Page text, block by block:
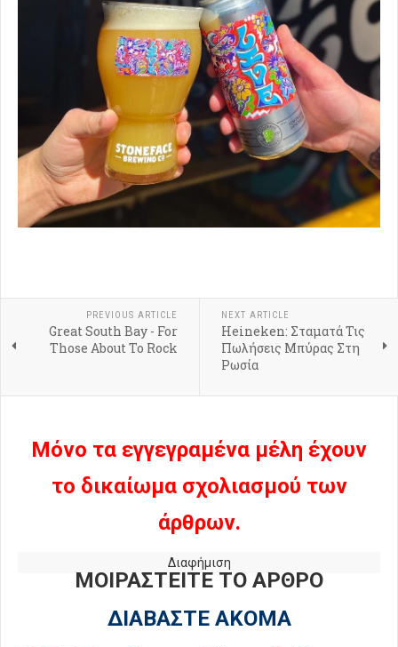
PREVIOUS ARTICLE
Great South Bay - For
Those About To Rock
NEXT ARTICLE
Heineken: Σταματά Τις
Πωλήσεις Μπύρας Στη
Ρωσία
Μόνο τα εγγεγραμένα μέλη έχουν
το δικαίωμα σχολιασμού των
άρθρων.
Διαφήμιση
ΜΟΙΡΑΣΤΕΙΤΕ ΤΟ ΑΡΘΡΟ
ΔΙΑΒΑΣΤΕ ΑΚΟΜΑ